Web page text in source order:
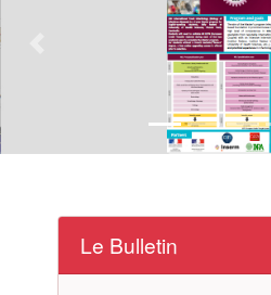
Le Bulletin